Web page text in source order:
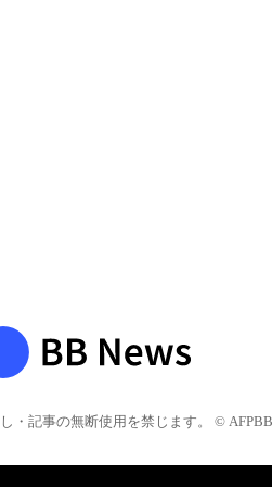
・記事の無断使用を禁じます。 © AFPBB